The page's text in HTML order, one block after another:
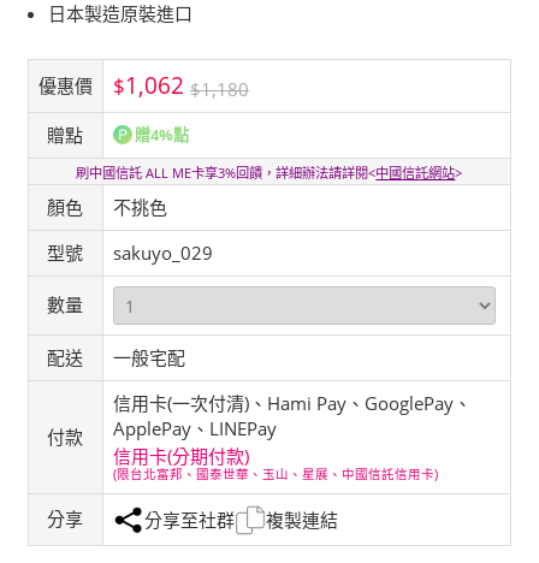
日本製造原裝進口
優惠價 $1,062 $1,180
贈點
贈4%點
刷中國信託 ALL ME卡享3%回饋，詳細辦法請詳閱<中國信託網站>
顏色
不挑色
型號
sakuyo_029
數量
配送 一般宅配
付款
信用卡(一次付清)、Hami Pay、GooglePay、
ApplePay、LINEPay
信用卡(分期付款)
(限台北富邦、國泰世華、玉山、星展、中國信託信用卡)
分享 分享至社群 複製連結